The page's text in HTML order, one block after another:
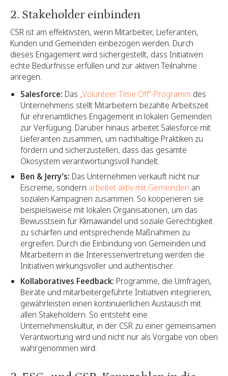
2. Stakeholder einbinden
CSR ist am effektivsten, wenn Mitarbeiter, Lieferanten,
Kunden und Gemeinden einbezogen werden. Durch
dieses Engagement wird sichergestellt, dass Initiativen
echte Bedürfnisse erfüllen und zur aktiven Teilnahme
anregen.
Salesforce: Das „Volunteer Time Off“-Programm des
Unternehmens stellt Mitarbeitern bezahlte Arbeitszeit
für ehrenamtliches Engagement in lokalen Gemeinden
zur Verfügung. Darüber hinaus arbeitet Salesforce mit
Lieferanten zusammen, um nachhaltige Praktiken zu
fördern und sicherzustellen, dass das gesamte
Ökosystem verantwortungsvoll handelt.
Ben & Jerry’s: Das Unternehmen verkauft nicht nur
Eiscreme, sondern arbeitet aktiv mit Gemeinden an
sozialen Kampagnen zusammen. So kooperieren sie
beispielsweise mit lokalen Organisationen, um das
Bewusstsein für Klimawandel und soziale Gerechtigkeit
zu schärfen und entsprechende Maßnahmen zu
ergreifen. Durch die Einbindung von Gemeinden und
Mitarbeitern in die Interessenvertretung werden die
Initiativen wirkungsvoller und authentischer.
Kollaboratives Feedback: Programme, die Umfragen,
Beiräte und mitarbeitergeführte Initiativen integrieren,
gewährleisten einen kontinuierlichen Austausch mit
allen Stakeholdern. So entsteht eine
Unternehmenskultur, in der CSR zu einer gemeinsamen
Verantwortung wird und nicht nur als Vorgabe von oben
wahrgenommen wird.